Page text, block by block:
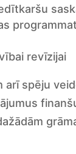
revīzijai
arī spēju